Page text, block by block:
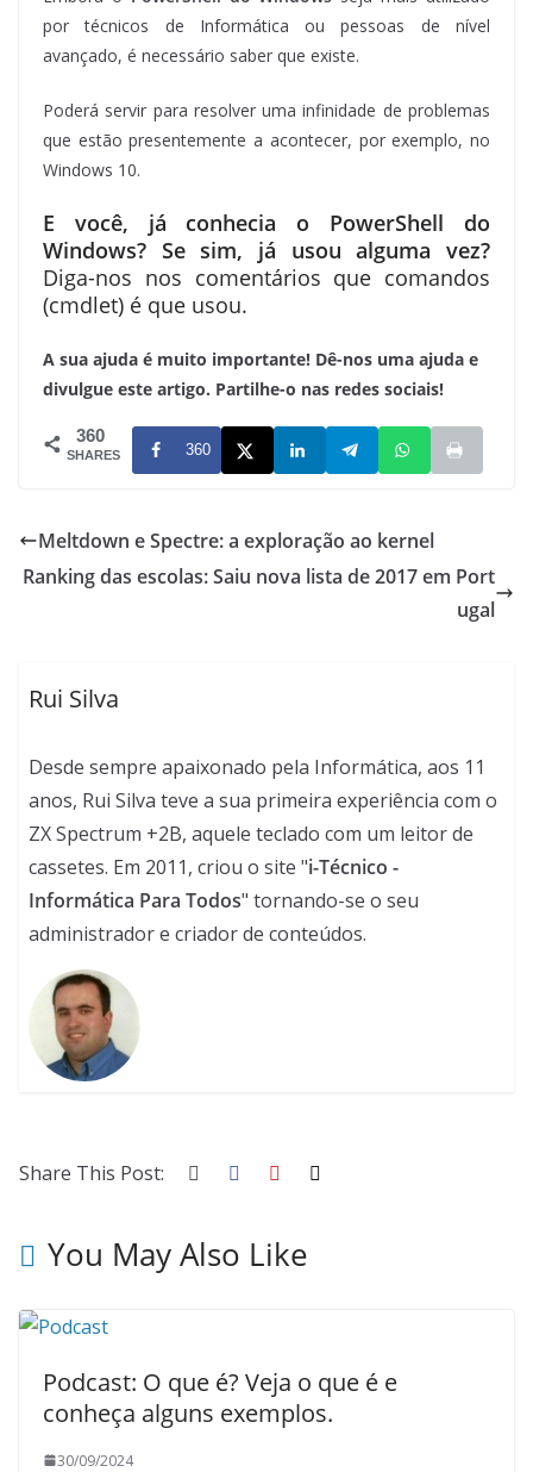
por técnicos de Informática ou pessoas de nível
avançado, é necessário saber que existe.
Poderá servir para resolver uma infinidade de problemas
que estão presentemente a acontecer, por exemplo, no
Windows 10.
E você, já conhecia o PowerShell do
Windows? Se sim, já usou alguma vez?
Diga-nos nos comentários que comandos
(cmdlet) é que usou.
A sua ajuda é muito importante! Dê-nos uma ajuda e
divulgue este artigo. Partilhe-o nas redes sociais!
360
SHARES 360
Meltdown e Spectre: a exploração ao kernel
Ranking das escolas: Saiu nova lista de 2017 em Port
ugal
Rui Silva
Desde sempre apaixonado pela Informática, aos 11
anos, Rui Silva teve a sua primeira experiência com o
ZX Spectrum +2B, aquele teclado com um leitor de
cassetes. Em 2011, criou o site "i-Técnico -
Informática Para Todos" tornando-se o seu
administrador e criador de conteúdos.
Share This Post:
You May Also Like
Podcast: O que é? Veja o que é e
conheça alguns exemplos.
30/09/2024